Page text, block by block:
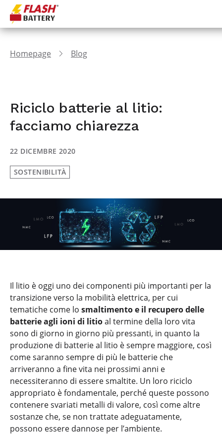
Homepage Blog
Riciclo batterie al litio:
facciamo chiarezza
22 DICEMBRE 2020
SOSTENIBILITÀ
Il litio è oggi uno dei componenti più importanti per la
transizione verso la mobilità elettrica, per cui
tematiche come lo smaltimento e il recupero delle
batterie agli ioni di litioal termine della loro vita
sono di giorno in giorno più pressanti, in quanto la
produzione di batterie al litio è sempre maggiore, così
come saranno sempre di più le batterie che
arriveranno a fine vita nei prossimi anni e
necessiteranno di essere smaltite. Un loro riciclo
appropriato è fondamentale, perché queste possono
contenere svariati metalli di valore, così come altre
sostanze che, se non trattate adeguatamente,
possono essere dannose per l’ambiente.